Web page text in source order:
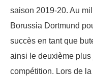
saison 2019-20. Au
Borussia Dortmund
succès en tant que
ainsi le deuxième
compétition. Lors de